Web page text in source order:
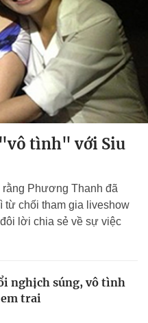
tình" với Siu
Phương Thanh đã
chối tham gia liveshow
lời chia sẻ về sự việc
nghịch súng, vô tình
trai